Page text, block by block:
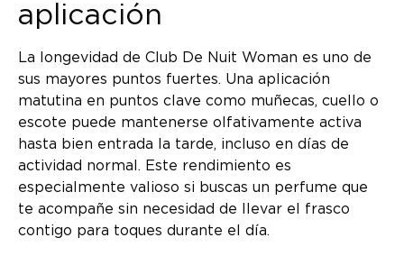
aplicación
La longevidad de Club De Nuit Woman es uno de
sus mayores puntos fuertes. Una aplicación
matutina en puntos clave como muñecas, cuello o
escote puede mantenerse olfativamente activa
hasta bien entrada la tarde, incluso en días de
actividad normal. Este rendimiento es
especialmente valioso si buscas un perfume que
te acompañe sin necesidad de llevar el frasco
contigo para toques durante el día.